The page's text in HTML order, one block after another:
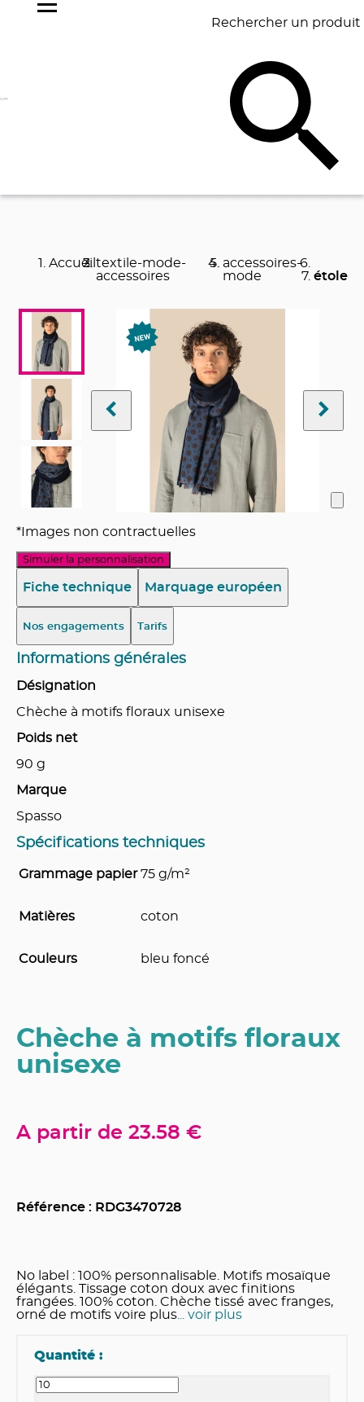
Rechercher un produit
BAGAGERIE BUREAU
Accueil textile-mode-
accessoires
accessoires-
mode
étole
*Images non contractuelles
Simuler la personnalisation
Fiche technique Marquage européen
Nos engagements Tarifs
Informations générales
Désignation
Chèche à motifs floraux unisexe
Poids net
90 g
Marque
Spasso
Spécifications techniques
Grammage papier 75 g/m²
Matières coton
Couleurs bleu foncé
Chèche à motifs floraux
unisexe
A partir de 23.58 €
Référence : RDG3470728
No label : 100% personnalisable. Motifs mosaïque
élégants. Tissage coton doux avec finitions
frangées. 100% coton. Chèche tissé avec franges,
orné de motifs voire plus ... voir plus
Quantité :